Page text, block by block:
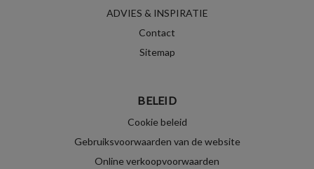
ADVIES & INSPIRATIE
Contact
Sitemap
BELEID
Cookie beleid
Gebruiksvoorwaarden van de website
Online verkoopvoorwaarden